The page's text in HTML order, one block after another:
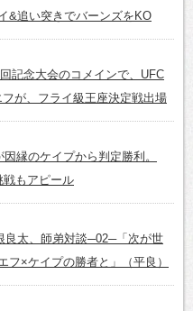
&追い突きでバーンズをKO
記念大会のコメインで、UFC
が、フライ級王座決定戦出場
因縁のケイプから判定勝利。
戦もアピール
良太、師弟対談─02─「次が世
フ×ケイプの勝者と」（平良）